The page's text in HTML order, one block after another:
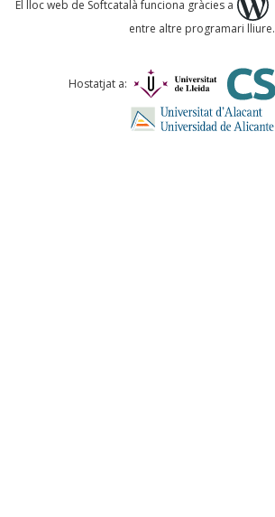
Comentari *
El lloc web de Softcatalà funciona gràcies a
entre altre programari lliure.
Hostatjat a: